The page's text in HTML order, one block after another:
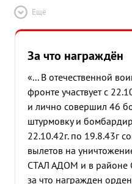
Ещё
За что награждён
«... В отечественной
фронте участвует с
и лично совершил 46
штурмовку и
22.10.42г. по 19.8.43г
вылетов на
СТАЛ АДОМ и в районе
за что награжден